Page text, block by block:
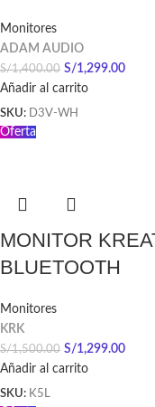
Monitores
ADAM AUDIO
S/1,400.00 S/1,299.00
Añadir al carrito
SKU: D3V-WH
Oferta
MONITOR
BLUETOOTH
Monitores
KRK
S/1,500.00 S/1,299.00
Añadir al carrito
SKU: K5L